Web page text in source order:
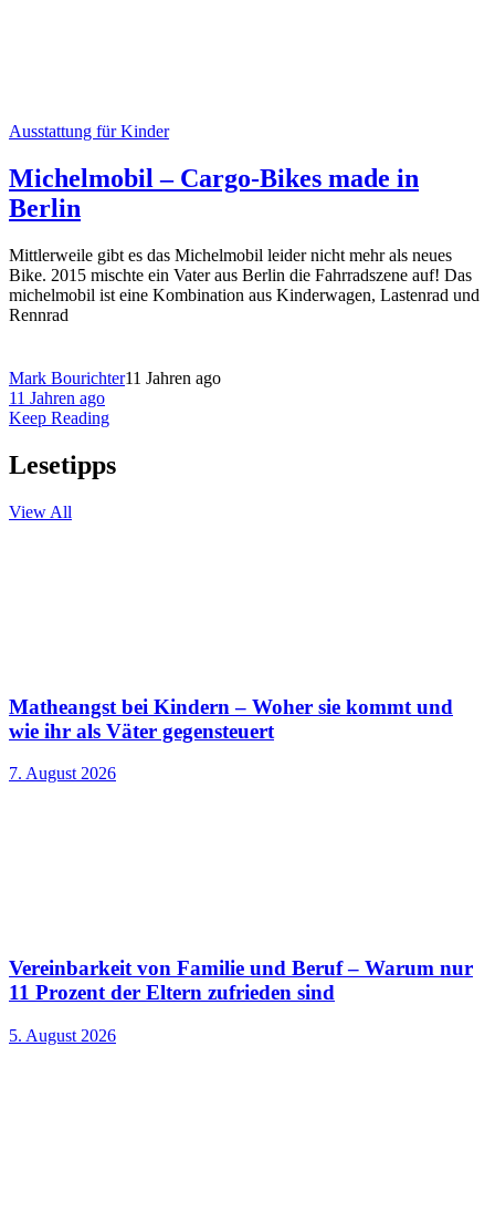
Ausstattung für Kinder
Michelmobil – Cargo-Bikes made in
Berlin
Mittlerweile gibt es das Michelmobil leider nicht mehr als neues
Bike. 2015 mischte ein Vater aus Berlin die Fahrradszene auf! Das
michelmobil ist eine Kombination aus Kinderwagen, Lastenrad und
Rennrad
Mark Bourichter11 Jahren ago
11 Jahren ago
Keep Reading
Lesetipps
View All
Matheangst bei Kindern – Woher sie kommt und
wie ihr als Väter gegensteuert
7. August 2026
Vereinbarkeit von Familie und Beruf – Warum nur
11 Prozent der Eltern zufrieden sind
5. August 2026